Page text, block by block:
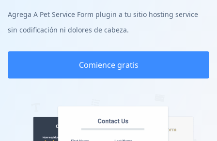
Agrega A Pet Service Form plugin a tu sitio hosting service
sin codificación ni dolores de cabeza.
Comience gratis